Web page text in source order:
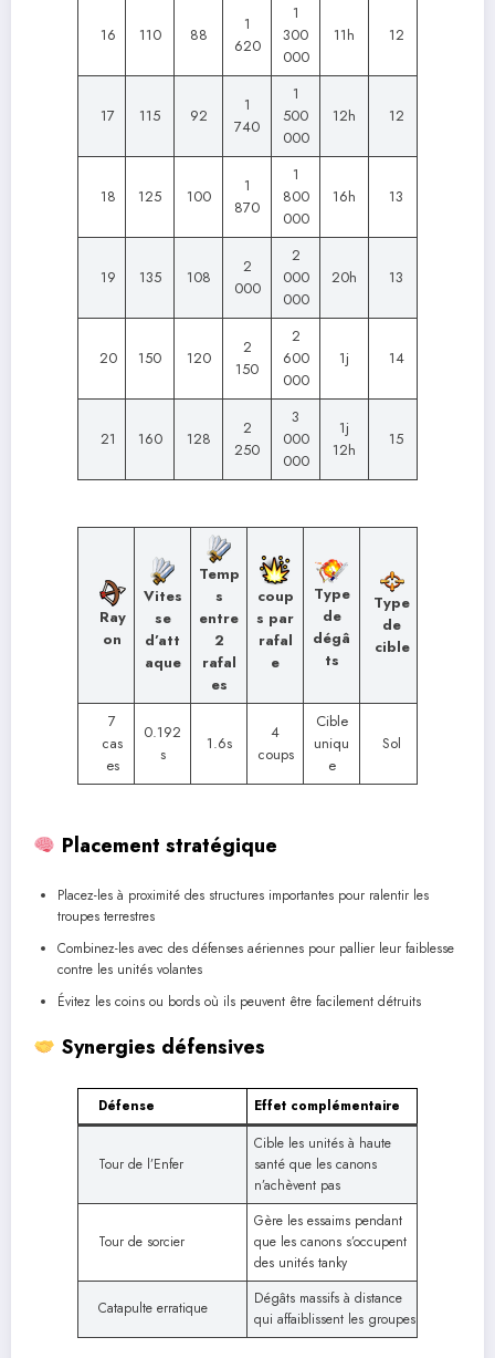
16 110 88
1
620
1
300
000
11h 12
17 115 92
1
740
1
500
000
12h 12
18 125 100
1
870
1
800
000
16h 13
19 135 108
2
000
2
000
000
20h 13
20 150 120
2
150
2
600
000
1j 14
21 160 128
2
250
3
000
000
1j
12h
15
Ray
on
Vites
se
d’att
aque
Temp
s
entre
2
rafal
es
coup
s par
rafal
e
Type
de
dégâ
ts
Type
de
cible
7
cas
es
0.192
s
1.6s
4
coups
Cible
uniqu
e
Sol
Placement stratégique
Placez-les à proximité des structures importantes pour ralentir les
troupes terrestres
Combinez-les avec des défenses aériennes pour pallier leur faiblesse
contre les unités volantes
Évitez les coins ou bords où ils peuvent être facilement détruits
Synergies défensives
Défense Effet complémentaire
Tour de l’Enfer
Cible les unités à haute
santé que les canons
n’achèvent pas
Tour de sorcier
Gère les essaims pendant
que les canons s’occupent
des unités tanky
Catapulte erratique
Dégâts massifs à distance
qui affaiblissent les groupes